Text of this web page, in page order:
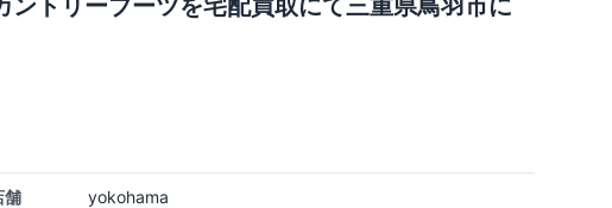
トリーブーツを宅配買取にて三重県鳥羽市に
舗 yokohama